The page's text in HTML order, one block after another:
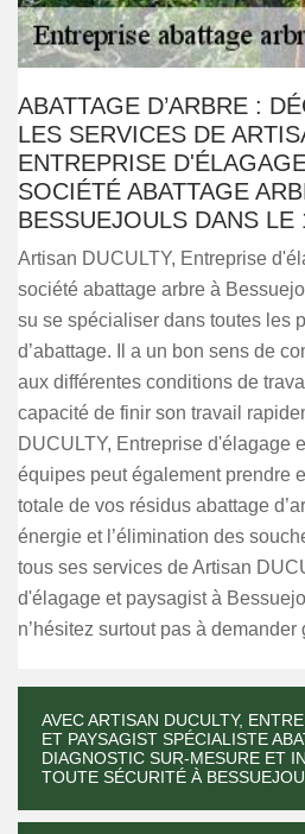
ABATTAGE D’ARBRE :
LES SERVICES DE
ENTREPRISE
SOCIÉTÉ ABATTAGE
BESSUEJOULS DANS LE
Artisan DUCULTY, Entreprise
société abattage arbre à
su se spécialiser dans toutes les
d’abattage. Il a un bon sens de
aux différentes conditions de
capacité de finir son travail
DUCULTY, Entreprise d'élagage
équipes peut également prendre
totale de vos résidus abattage
énergie et l’élimination des
tous ses services de Artisan
d'élagage et paysagist à
n’hésitez surtout pas à
AVEC ARTISAN DUCULTY,
ET PAYSAGIST SPÉCIALISTE
DIAGNOSTIC SUR-MESURE ET
TOUTE SÉCURITÉ À